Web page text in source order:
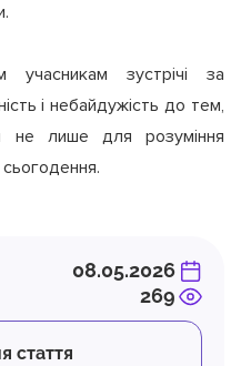
зустрічі за
і небайдужість до тем,
не лише для розуміння
08.05.2026
269
стаття